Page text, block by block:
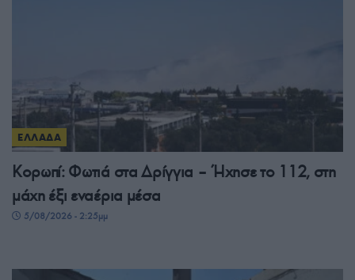
ΕΛΛΑΔΑ
Κορωπί: Φωτιά στα Δρίγγια – Ήχησε το 112, στη
μάχη έξι εναέρια μέσα
5/08/2026 - 2:25μμ